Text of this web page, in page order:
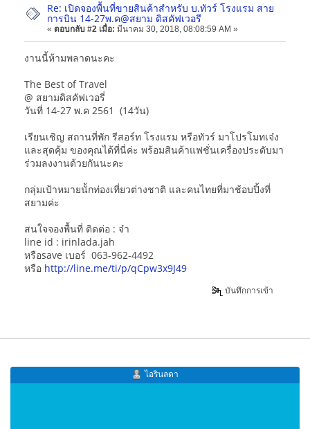
Re: เปิดจองพื้นที่ขายสินค้าสำหรับ บ.ทัวร์ โรงแรม สาย
การบิน 14-27พ.ค@สยาม ดิสคัฟเวอรี
« ตอบกลับ #2 เมื่อ: มีนาคม 30, 2018, 08:08:59 AM »
งานนี้ห้ามพลาดนะคะ
The Best of Travel
@ สยามดิสคัฟเวอรี่
วันที่ 14-27 พ.ค 2561 (14วัน)
เรียนเชิญ สถานที่พัก รีสอร์ท โรงแรม หรือทัวร์ มาโปรโมทเจ๋ง
และสุดคุ้ม ของคุณได้ที่นี่ค่ะ พร้อมสินค้าแฟชั่นเครื่องประดับมา
ร่วมลงงานด้วยกันนะคะ
กลุ่มเป้าหมายนัักท่องเที่ยวต่างชาติ และคนไทยที่มาช้อบปิ้งที่
สยามค่ะ
สนใจจองพื้นที่ ติดต่อ : จ๋า
line id : irinlada.jah
หรือsave เบอร์ 063-962-4492
หรือ http://line.me/ti/p/qCpw3x9J49
บันทึกการเข้า
ไอรินลดา